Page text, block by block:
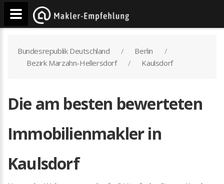
Bundesrepublik Deutschland
Berlin
Bezirk Marzahn-Hellersdorf
Kaulsdorf
Die am besten bewerteten
Immobilienmakler in
Kaulsdorf